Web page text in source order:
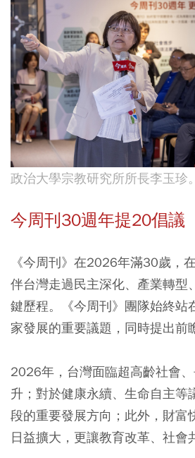
政治大學宗教研究所所長李玉珍
今周刊30週年提20倡議
《今周刊》在2026年滿30歲，
伴台灣走過民主深化、產業轉型
鍵歷程。《今周刊》團隊始終站
家發展的重要議題，同時提出前
2026年，台灣面臨超高齡社會
升；對於健康永續、生命自主等
段的重要發展方向；此外，財富
日益擴大，更讓教育改革、社會